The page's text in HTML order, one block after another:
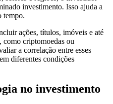
investimento. Isso ajuda a
tempo.
ações, títulos, imóveis e até
como criptomoedas ou
a correlação entre esses
diferentes condições
no investimento